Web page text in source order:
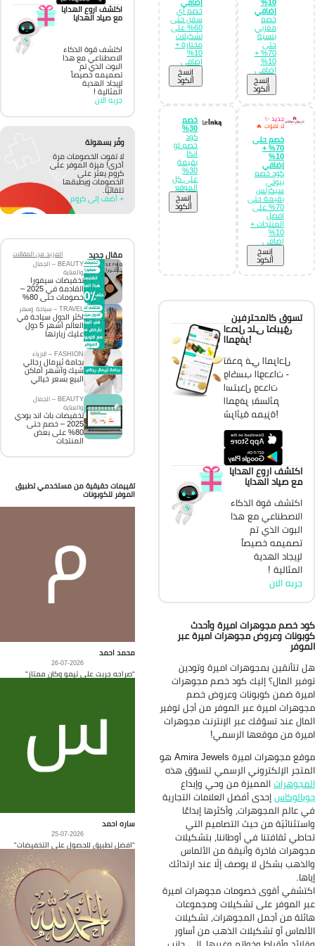
إضافي
خصم
مغربي
بنسبة
حتى
70% +
10%
إضافي
إِنسخ
الكود
خصم اي
سفن حتى
60% على
تشكيلات
مختارة +
10%
إضافي
إِنسخ
الكود
جديد ✨
لا تفوت 🔥
خصم حتى
70% +
10%
إضافي
كود خصم
بيوتي
سيكرتس
بقيمة حتى
70% على
افضل
المنتجات +
10%
إضافي
إِنسخ
الكود
خصم
30%
كود
خصم لو
انكا
بقيمة
30%
على كل
الموقع
إِنسخ
الكود
تسوق كالمحترفين
احصل على تطبيق
الموفر!
تقدم في المراحل
واكسب الوحدات -
استبدل وحدات
الموفر بقسائم
شرائية مميزة!
اكتشف اروع الهدايا
مع صياد الهدايا
اكتشف قوة الذكاء
الاصطناعي مع هذا
البوت الذي تم
تصميمه خصيصاً
لإيجاد الهدية
المثالية !
جربه الان
خصم مجوهرات اميرة وأحدث
وعروض مجوهرات اميرة عبر
تتأنقين بمجوهرات اميرة وتودين
المال؟ إليك كود خصم مجوهرات
ضمن كوبونات وعروض خصم
اميرة عبر الموفر من أجل توفير
عند تسوّقك عبر الإنترنت مجوهرات
من موقعها الرسمي!
موقع مجوهرات اميرة Amira Jewels هو
الإلكتروني الرسمي لتسوّق هذه
المميزة من وحي وإبداع
إحدى أفضل العلامات التجارية
عالم المجوهرات، وأكثرها إبداعًا
من حيث التصاميم التي
ثقافتنا في أوطاننا، بتشكيلات
فاخرة وأنيقة من الألماس
بشكل لا يوصف إلّا عند ارتدائك
أقوى خصومات مجوهرات اميرة
الموفر على تشكيلات ومجموعات
من أجمل المجوهرات، تشكيلات
أو تشكيلات الذهب من أساور
اكتشف اروع الهدايا
مع صياد الهدايا
اكتشف قوة الذكاء
الاصطناعي مع هذا
البوت الذي تم
تصميمه خصيصاً
لإيجاد الهدية
المثالية !
جربه الان
وفّر بسهولة
لا تفوت الخصومات مرة
أخرى! ميزة الموفر على
كروم يعثر على
الخصومات ويطبقها
تلقائيًا.
+ أضف إلى كروم
مقال جديد
المزيد من المقالات
BEAUTY – الجمال
والعناية
تخفيضات سيفورا
القادمة في 2025 –
خصومات حتى 80%
TRAVEL – سياحة وسفر
اكثر الدول سياحة في
العالم أشهر 5 دول
عليك زيارتها
FASHION – الازياء
بجامة ثيرمال رجالي
شيك وأشهر أماكن
البيع بسعر خيالي
BEAUTY – الجمال
والعناية
تخفيضات باث اند بودي
2025 – خصم حتى
80% على بعض
المنتجات
تقييمات حقيقية من مستخدمي تطبيق
الموفر للكوبونات
محمد احمد
26-07-2026
"صراحه جربت على تيمو وكان ممتاز"
ساره احمد
25-07-2026
"افضل تطبيق للحصول على التخفيضات"